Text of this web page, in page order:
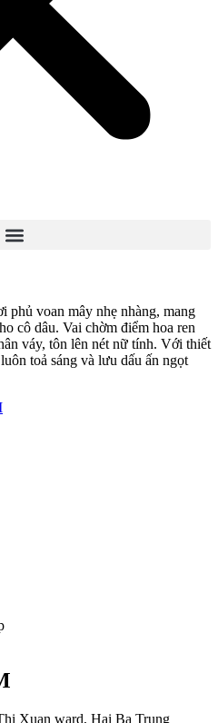
phủ voan mây nhẹ nhàng, mang
cô dâu. Vai chờm điểm hoa ren
váy, tôn lên nét nữ tính. Với thiết
toả sáng và lưu dấu ấn ngọt
Xuan ward, Hai Ba Trung